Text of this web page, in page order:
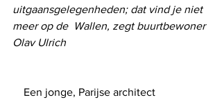
uitgaansgelegenheden; dat vind je niet
meer op de  Wallen, zegt buurtbewoner
Olav Ulrich
    Een jonge, Parijse architect